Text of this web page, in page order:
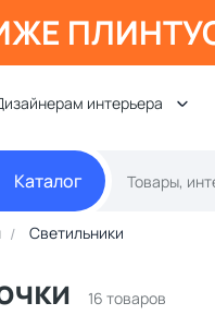
интерьера
Каталог
Светильники
16 товаров